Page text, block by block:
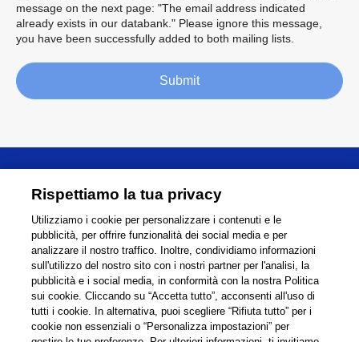
message on the next page: "The email address indicated
already exists in our databank." Please ignore this message,
you have been successfully added to both mailing lists.
Submit
Supporto
Collegamenti Condividi
Global Network Condizioni di Utilizzp
Rispettiamo la tua privacy
Utilizziamo i cookie per personalizzare i contenuti e le
pubblicità, per offrire funzionalità dei social media e per
analizzare il nostro traffico. Inoltre, condividiamo informazioni
sull'utilizzo del nostro sito con i nostri partner per l'analisi, la
pubblicità e i social media, in conformità con la nostra Politica
sui cookie. Cliccando su “Accetta tutto”, acconsenti all'uso di
tutti i cookie. In alternativa, puoi scegliere “Rifiuta tutto” per i
cookie non essenziali o “Personalizza impostazioni” per